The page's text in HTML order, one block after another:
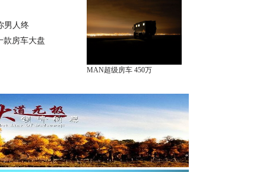
男人终
款房车大盘
MAN超级房车 450万